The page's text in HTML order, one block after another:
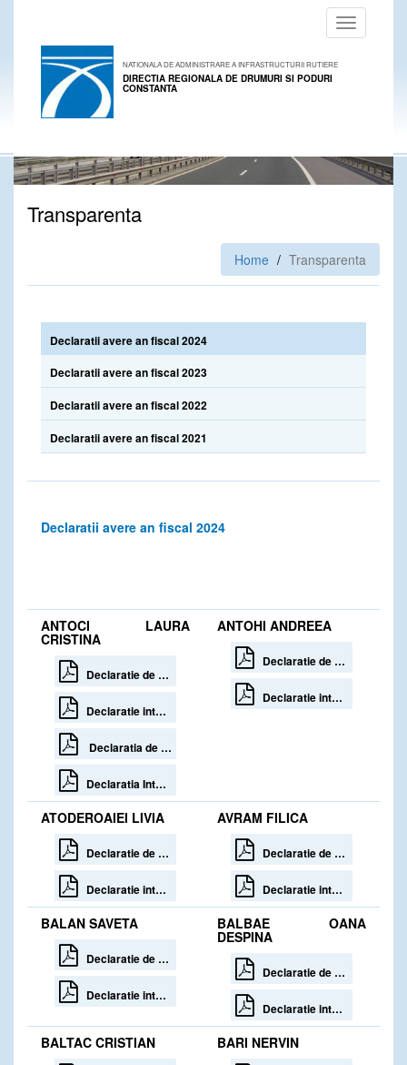
Toggle
navigation
NATIONALA DE ADMINISTRARE A INFRASTRUCTURII RUTIERE
DIRECTIA REGIONALA DE DRUMURI SI PODURI
CONSTANTA
Transparenta
Home Transparenta
Declaratii avere an fiscal 2024
Declaratii avere an fiscal 2023
Declaratii avere an fiscal 2022
Declaratii avere an fiscal 2021
Declaratii avere an fiscal 2024
ANTOCI LAURA
CRISTINA
Declaratie de avere 30 zile de la numire
Declaratie interese 30 zile de la numire
Declaratia de Avere 30 zile de la incetare
Declaratia Interese 30 de zile de la incetare
ANTOHI ANDREEA
Declaratie de avere 30 zile de la incetare
Declaratie interese 30 zile de la incetare
ATODEROAIEI LIVIA
Declaratie de avere 30 zile de la incetare
Declaratie interese 30 zile de la incetare
AVRAM FILICA
Declaratie de avere 30 zile de la incetare
Declaratie interese 30 zile de la incetare
BALAN SAVETA
Declaratie de avere
Declaratie interese
BALBAE OANA
DESPINA
Declaratie de avere 30 zile de la incetare
Declaratie interese 30 zile de la incetare
BALTAC CRISTIAN BARI NERVIN